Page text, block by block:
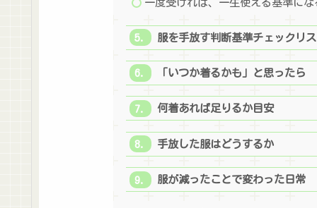
一度受ければ、一生使える基準にな
服を手放す判断基準チェックリ
「いつか着るかも」と思ったら
何着あれば足りるか目安
手放した服はどうするか
服が減ったことで変わった日常